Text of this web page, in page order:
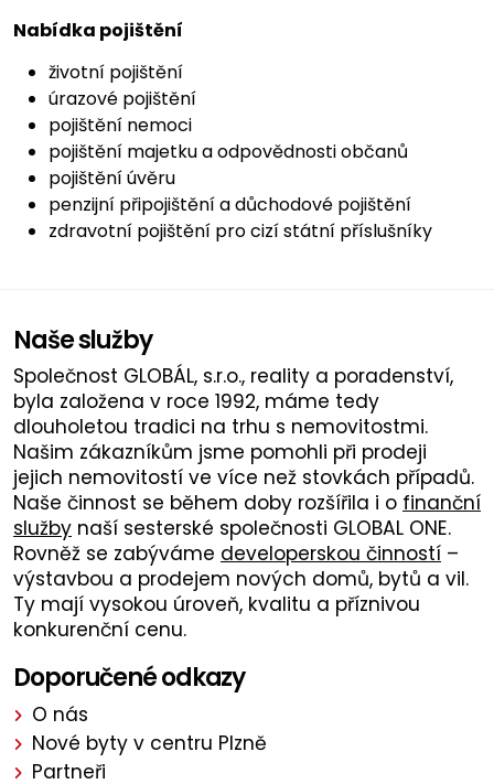
Nabídka pojištění
životní pojištění
úrazové pojištění
pojištění nemoci
pojištění majetku a odpovědnosti občanů
pojištění úvěru
penzijní připojištění a důchodové pojištění
zdravotní pojištění pro cizí státní příslušníky
Naše služby
Společnost GLOBÁL, s.r.o., reality a poradenství,
byla založena v roce 1992, máme tedy
dlouholetou tradici na trhu s nemovitostmi.
Našim zákazníkům jsme pomohli při prodeji
jejich nemovitostí ve více než stovkách případů.
Naše činnost se během doby rozšířila i o finanční
služby naší sesterské společnosti GLOBAL ONE.
Rovněž se zabýváme developerskou činností –
výstavbou a prodejem nových domů, bytů a vil.
Ty mají vysokou úroveň, kvalitu a příznivou
konkurenční cenu.
Doporučené odkazy
O nás
Nové byty v centru Plzně
Partneři